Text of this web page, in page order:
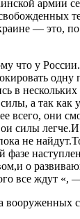
армии
— это, по
что у
одну
в нескольких
а так как
всего, они
силы легче.И
не
фазе
о
все ждут «,
вооруженных